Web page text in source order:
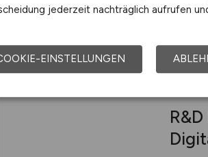
jederzeit nachträglich aufrufen
EINSTELLUNGEN